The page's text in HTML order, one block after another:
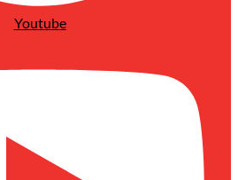
Youtube